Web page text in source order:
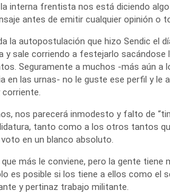
interna frentista nos está diciendo
antes de emitir cualquier opinión o
la autopostulación que hizo Sendic el
y sale corriendo a festejarlo
Seguramente a muchos -más aún a
en las urnas- no le guste ese perfil y le
nos parecerá inmodesto y falto de
tanto como a los otros tantos
en un blanco absoluto.
más le conviene, pero la gente
es posible si los tiene a ellos como el
y pertinaz trabajo militante.